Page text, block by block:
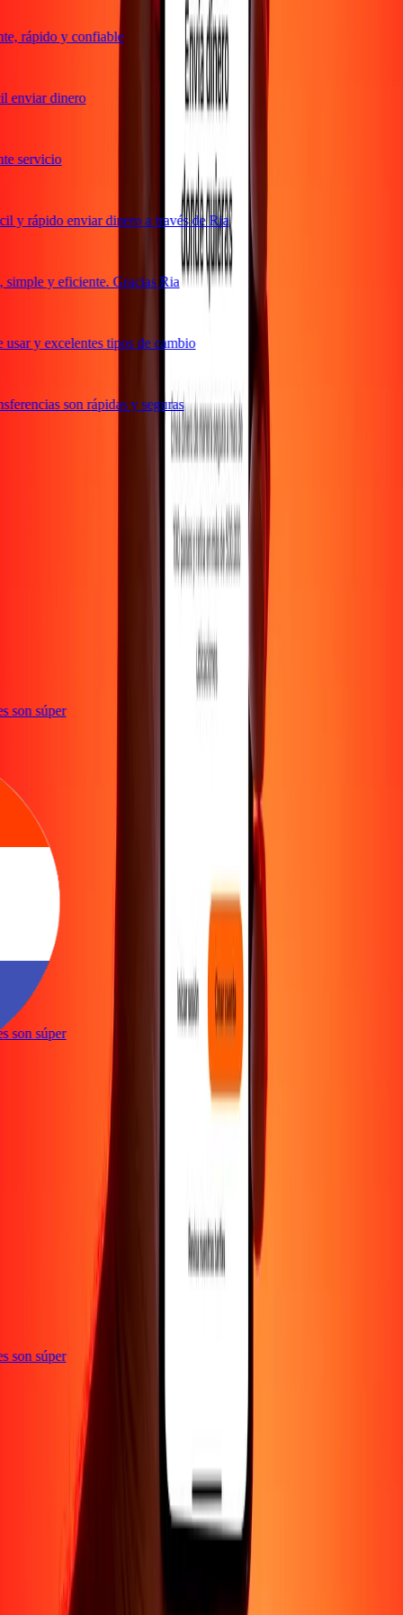
rápido y confiable
dinero
servicio
y rápido enviar dinero a través de Ria
y eficiente. Gracias Ria
y excelentes tipos de cambio
son rápidas y seguras
son súper
son súper
son súper
Blog PromocionesSeguridad
Transferencia internacional de dineroCorporativo
Conviértete en promotor
Política de privacidad
Términos y
condiciones
Centro de ayuda